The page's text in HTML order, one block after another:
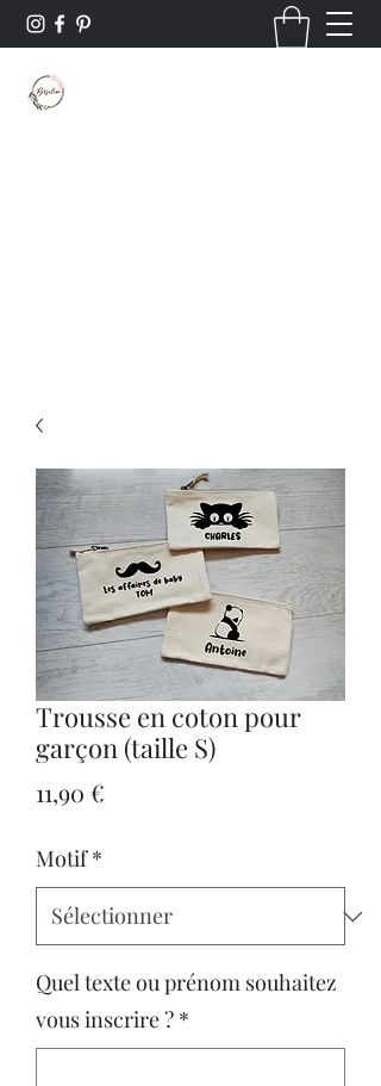
Trousse en coton pour
garçon (taille S)
11,90 €
Motif *
Quel texte ou prénom souhaitez
vous inscrire ? *